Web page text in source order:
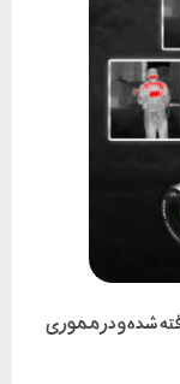
شده و در مموری